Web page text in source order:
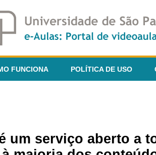
FUNCIONA POLÍTICA DE USO
um serviço aberto a